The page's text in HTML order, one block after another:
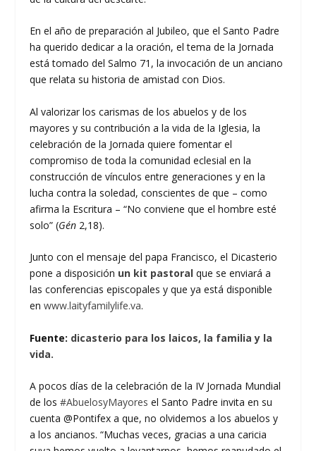
En el año de preparación al Jubileo, que el Santo Padre
ha querido dedicar a la oración, el tema de la Jornada
está tomado del Salmo 71, la invocación de un anciano
que relata su historia de amistad con Dios.
Al valorizar los carismas de los abuelos y de los
mayores y su contribución a la vida de la Iglesia, la
celebración de la Jornada quiere fomentar el
compromiso de toda la comunidad eclesial en la
construcción de vínculos entre generaciones y en la
lucha contra la soledad, conscientes de que – como
afirma la Escritura – “No conviene que el hombre esté
solo” (Gén 2,18).
Junto con el mensaje del papa Francisco, el Dicasterio
pone a disposición un kit pastoral que se enviará a
las conferencias episcopales y que ya está disponible
enwww.laityfamilylife.va.
Fuente: dicasterio para los laicos, la familia y la
vida.
A pocos días de la celebración de la IV Jornada Mundial
de los#AbuelosyMayores el Santo Padre invita en su
cuenta @Pontifex a que, no olvidemos a los abuelos y
a los ancianos. “Muchas veces, gracias a una caricia